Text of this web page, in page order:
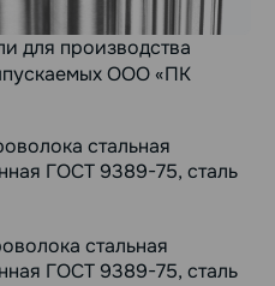
для производства
ООО «ПК
стальная
ГОСТ 9389-75, сталь
стальная
ГОСТ 9389-75, сталь